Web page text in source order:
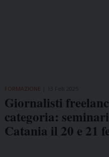
FORMAZIONE
Giornalisti
categoria:
Catania il 20 e 21